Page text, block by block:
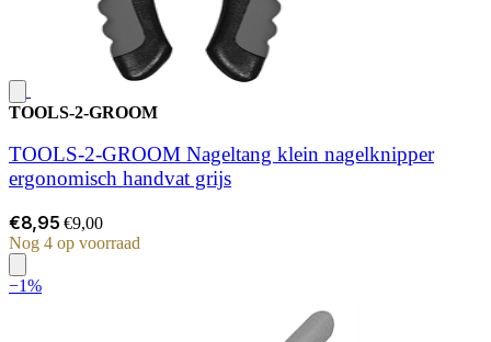
TOOLS-2-GROOM
TOOLS-2-GROOM Nageltang klein nagelknipper
ergonomisch handvat grijs
€8,95 €9,00
Nog 4 op voorraad
−1%